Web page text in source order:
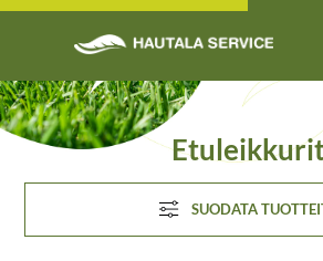
SUODATA
SUODATA
Tuoteryhmä
Valmistaja